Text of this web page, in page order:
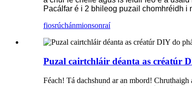
Pacálfar é i 2 bhileog puzail chomhréidh i
fiosrúchánmionsonraí
Puzal cairtchláir déanta as créatúr
Féach! Tá dachshund ar an mbord! Chruthaigh